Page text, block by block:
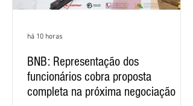
BNB: Representação dos
funcionários cobra proposta
completa na próxima negociação
há 10 horas